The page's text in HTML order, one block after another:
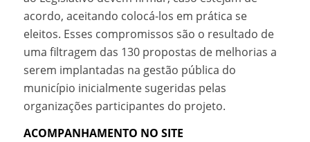
acordo, aceitando colocá-los em prática se
eleitos. Esses compromissos são o resultado de
uma filtragem das 130 propostas de melhorias a
serem implantadas na gestão pública do
município inicialmente sugeridas pelas
organizações participantes do projeto.
ACOMPANHAMENTO NO SITE